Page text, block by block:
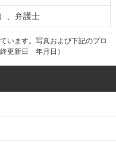
、弁護士
います。写真および下記のプロ
更新日 年月日）